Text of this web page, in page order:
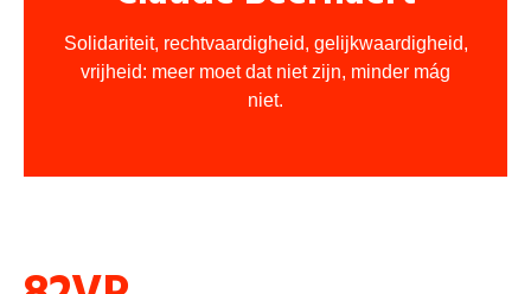
Solidariteit, rechtvaardigheid, gelijkwaardigheid,
vrijheid: meer moet dat niet zijn, minder mág
niet.